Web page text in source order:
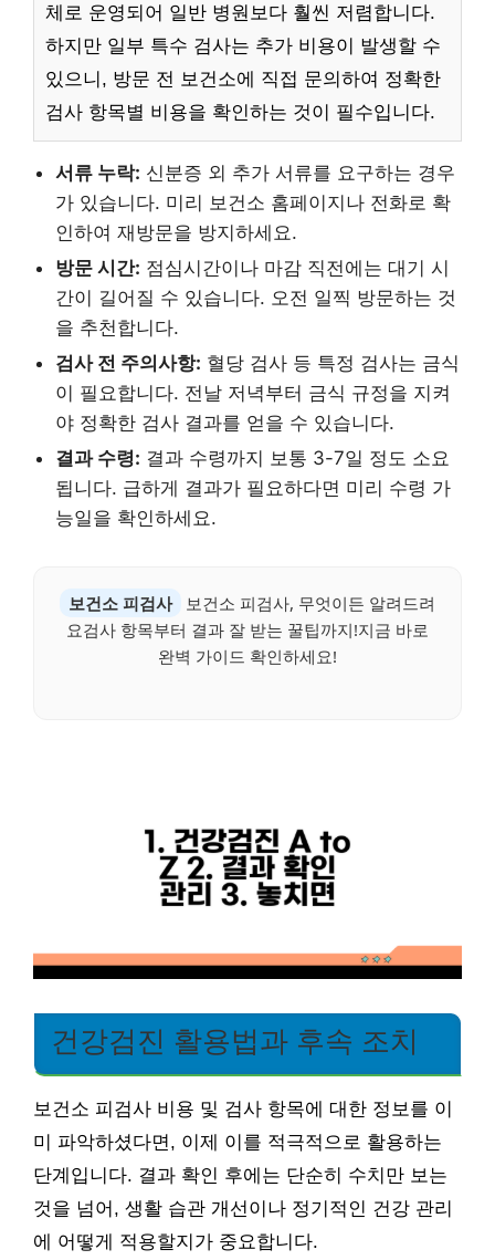
체로 운영되어 일반 병원보다 훨씬 저렴합니다.
하지만 일부 특수 검사는 추가 비용이 발생할 수
있으니, 방문 전 보건소에 직접 문의하여 정확한
검사 항목별 비용을 확인하는 것이 필수입니다.
서류 누락: 신분증 외 추가 서류를 요구하는 경우
가 있습니다. 미리 보건소 홈페이지나 전화로 확
인하여 재방문을 방지하세요.
방문 시간: 점심시간이나 마감 직전에는 대기 시
간이 길어질 수 있습니다. 오전 일찍 방문하는 것
을 추천합니다.
검사 전 주의사항: 혈당 검사 등 특정 검사는 금식
이 필요합니다. 전날 저녁부터 금식 규정을 지켜
야 정확한 검사 결과를 얻을 수 있습니다.
결과 수령: 결과 수령까지 보통 3-7일 정도 소요
됩니다. 급하게 결과가 필요하다면 미리 수령 가
능일을 확인하세요.
보건소 피검사
보건소 피검사, 무엇이든 알려드려
요검사 항목부터 결과 잘 받는 꿀팁까지!지금 바로
완벽 가이드 확인하세요!
건강검진 활용법과 후속 조치
보건소 피검사 비용 및 검사 항목에 대한 정보를 이
미 파악하셨다면, 이제 이를 적극적으로 활용하는
단계입니다. 결과 확인 후에는 단순히 수치만 보는
것을 넘어, 생활 습관 개선이나 정기적인 건강 관리
에 어떻게 적용할지가 중요합니다.